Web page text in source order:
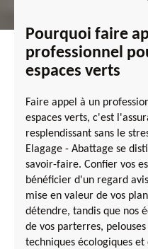
Pourquoi faire
professionnel
espaces verts
Faire appel à un
espaces verts, c'est
resplendissant sans le
Elagage - Abattage se
savoir-faire. Confier vos
bénéficier d'un regard
mise en valeur de vos
détendre, tandis que nos
de vos parterres,
techniques écologiques